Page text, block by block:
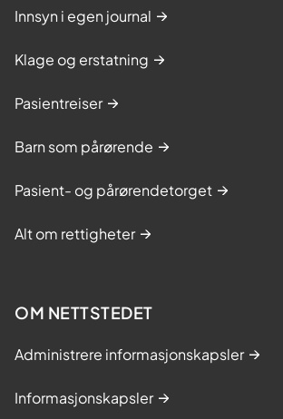
Innsyn i egen journal
Klage og erstatning
Pasientreiser
Barn som pårørende
Pasient- og pårørendetorget
Alt om rettigheter
OM NETTSTEDET
Administrere informasjonskapsler
Informasjonskapsler